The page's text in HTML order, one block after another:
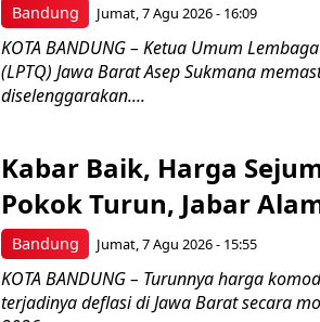
Bandung Jumat, 7 Agu 2026 - 16:09
KOTA BANDUNG – Ketua Umum
(LPTQ) Jawa Barat Asep Sukmana
diselenggarakan....
Bandung
Kabar Baik, Harga
Pokok Turun, Jabar
Jumat, 7 Agu 2026 - 15:55
KOTA BANDUNG – Turunnya harga
terjadinya deflasi di Jawa Barat secara